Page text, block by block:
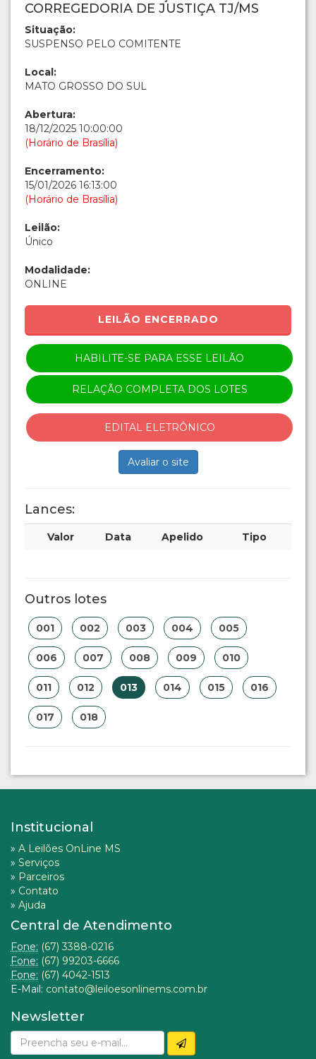
CORREGEDORIA DE JUSTIÇA TJ/MS
Situação:
SUSPENSO PELO COMITENTE
Local:
MATO GROSSO DO SUL
Abertura:
18/12/2025 10:00:00
(Horário de Brasília)
Encerramento:
15/01/2026 16:13:00
(Horário de Brasília)
Leilão:
Único
Modalidade:
ONLINE
LEILÃO ENCERRADO
HABILITE-SE PARA ESSE LEILÃO
RELAÇÃO COMPLETA DOS LOTES
EDITAL ELETRÔNICO
Avaliar o site
Lances:
Valor Data Apelido Tipo
Outros lotes
001 002 003 004 005
006 007 008 009 010
011 012 013 014 015 016
017 018
Institucional
» A Leilões OnLine MS
» Serviços
» Parceiros
» Contato
» Ajuda
Central de Atendimento
Fone: (67) 3388-0216
Fone: (67) 99203-6666
Fone: (67) 4042-1513
E-Mail: contato@leiloesonlinems.com.br
Newsletter